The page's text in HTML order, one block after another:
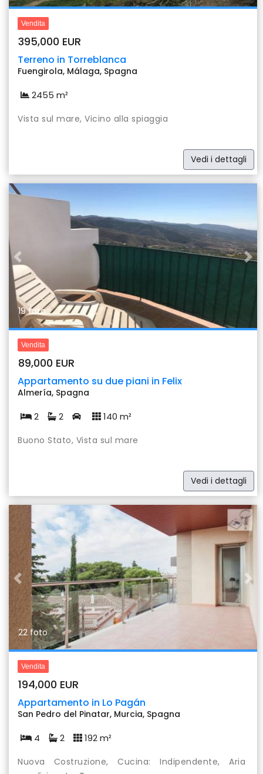
Vendita
395,000 EUR
Terreno in Torreblanca
Fuengirola, Málaga, Spagna
2455 m²
Vista sul mare, Vicino alla spiaggia
Vedi i dettagli
Previous
19 foto
Vendita
89,000 EUR
Appartamento su due piani in Felix
Almería, Spagna
2 2 140 m²
Buono Stato, Vista sul mare
Vedi i dettagli
Previous
22 foto
Vendita
194,000 EUR
Appartamento in Lo Pagán
San Pedro del Pinatar, Murcia, Spagna
4 2 192 m²
Nuova Costruzione, Cucina: Indipendente, Aria